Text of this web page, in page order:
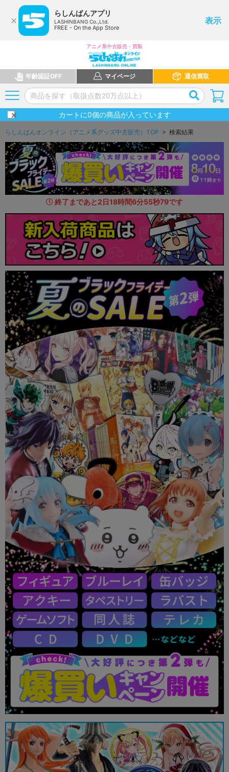
らしんばんアプリ
LASHINBANG Co.,Ltd.
FREE - On the App Store
表示
アニメ系中古販売・買取
年齢認証OFF マイページ 通信買取
カートに0個の商品が入っています
らしんばんオンライン（アニメ系グッズ中古販売）TOP > 検索結果
終了まであと2日18時間6分54秒44です